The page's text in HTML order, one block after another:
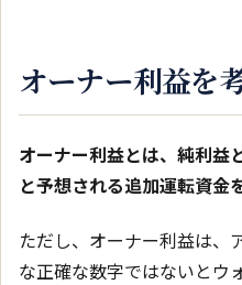
オーナー利益を
オーナー利益とは、純利益
と予想される追加運転資金
ただし、オーナー利益は、
な正確な数字ではないとウ